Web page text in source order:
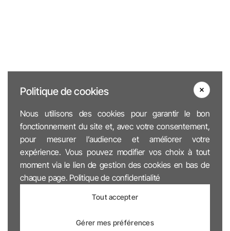
Politique de cookies
Nous utilisons des cookies pour garantir le bon
fonctionnement du site et, avec votre consentement,
pour mesurer l’audience et améliorer votre
expérience. Vous pouvez modifier vos choix à tout
moment via le lien de gestion des cookies en bas de
chaque page. Politique de confidentialité
Tout accepter
Gérer mes préférences